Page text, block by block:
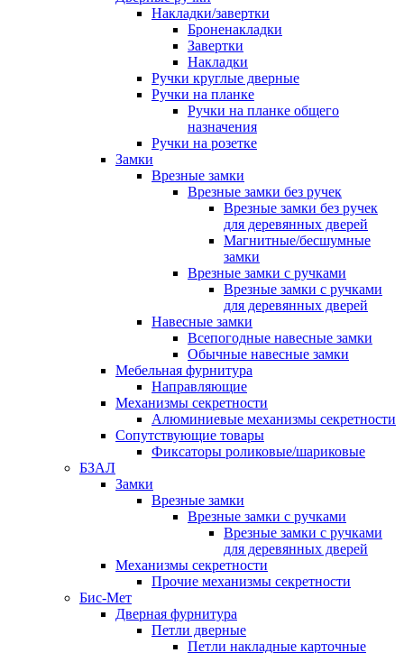
Накладки/завертки
Броненакладки
Завертки
Накладки
Ручки круглые дверные
Ручки на планке
Ручки на планке общего
назначения
Ручки на розетке
Замки
Врезные замки
Врезные замки без ручек
Врезные замки без ручек
для деревянных дверей
Магнитные/бесшумные
замки
Врезные замки с ручками
Врезные замки с ручками
для деревянных дверей
Навесные замки
Всепогодные навесные замки
Обычные навесные замки
Мебельная фурнитура
Направляющие
Механизмы секретности
Алюминиевые механизмы секретности
Сопутствующие товары
Фиксаторы роликовые/шариковые
БЗАЛ
Замки
Врезные замки
Врезные замки с ручками
Врезные замки с ручками
для деревянных дверей
Механизмы секретности
Прочие механизмы секретности
Бис-Мет
Дверная фурнитура
Петли дверные
Петли накладные карточные